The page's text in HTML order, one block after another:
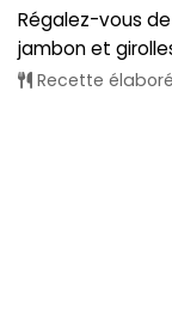
Régalez-vous
jambon et
Recette